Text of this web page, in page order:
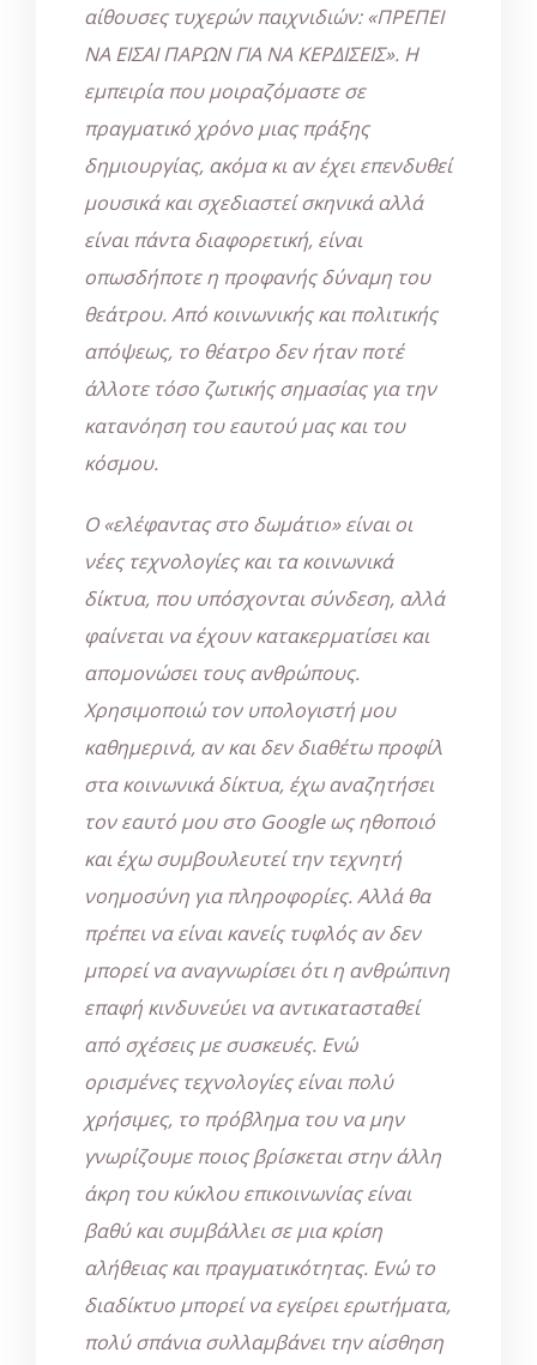
αίθουσες τυχερών παιχνιδιών: «ΠΡΕΠΕΙ
ΝΑ ΕΙΣΑΙ ΠΑΡΩΝ ΓΙΑ ΝΑ ΚΕΡΔΙΣΕΙΣ». Η
εμπειρία που μοιραζόμαστε σε
πραγματικό χρόνο μιας πράξης
δημιουργίας, ακόμα κι αν έχει επενδυθεί
μουσικά και σχεδιαστεί σκηνικά αλλά
είναι πάντα διαφορετική, είναι
οπωσδήποτε η προφανής δύναμη του
θεάτρου. Από κοινωνικής και πολιτικής
απόψεως, το θέατρο δεν ήταν ποτέ
άλλοτε τόσο ζωτικής σημασίας για την
κατανόηση του εαυτού μας και του
κόσμου.
Ο «ελέφαντας στο δωμάτιο» είναι οι
νέες τεχνολογίες και τα κοινωνικά
δίκτυα, που υπόσχονται σύνδεση, αλλά
φαίνεται να έχουν κατακερματίσει και
απομονώσει τους ανθρώπους.
Χρησιμοποιώ τον υπολογιστή μου
καθημερινά, αν και δεν διαθέτω προφίλ
στα κοινωνικά δίκτυα, έχω αναζητήσει
τον εαυτό μου στο Google ως ηθοποιό
και έχω συμβουλευτεί την τεχνητή
νοημοσύνη για πληροφορίες. Αλλά θα
πρέπει να είναι κανείς τυφλός αν δεν
μπορεί να αναγνωρίσει ότι η ανθρώπινη
επαφή κινδυνεύει να αντικατασταθεί
από σχέσεις με συσκευές. Ενώ
ορισμένες τεχνολογίες είναι πολύ
χρήσιμες, το πρόβλημα του να μην
γνωρίζουμε ποιος βρίσκεται στην άλλη
άκρη του κύκλου επικοινωνίας είναι
βαθύ και συμβάλλει σε μια κρίση
αλήθειας και πραγματικότητας. Ενώ το
διαδίκτυο μπορεί να εγείρει ερωτήματα,
πολύ σπάνια συλλαμβάνει την αίσθηση